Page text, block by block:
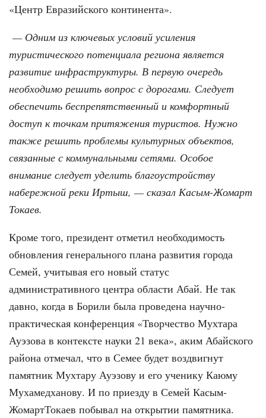
«Центр Евразийского континента».
— Одним из ключевых условий усиления
туристического потенциала региона является
развитие инфраструктуры. В первую очередь
необходимо решить вопрос с дорогами. Следует
обеспечить беспрепятственный и комфортный
доступ к точкам притяжения туристов. Нужно
также решить проблемы культурных объектов,
связанные с коммунальными сетями. Особое
внимание следует уделить благоустройству
набережной реки Иртыш, — сказал Касым-Жомарт
Токаев.
Кроме того, президент отметил необходимость
обновления генерального плана развития города
Семей, учитывая его новый статус
административного центра области Абай. Не так
давно, когда в Борили была проведена научно-
практическая конференция «Творчество Мухтара
Ауэзова в контексте науки 21 века», аким Абайского
района отмечал, что в Семее будет воздвигнут
памятник Мухтару Ауэзову и его ученику Каюму
Мухамедханову. И по приезду в Семей Касым-
ЖомартТокаев побывал на открытии памятника.